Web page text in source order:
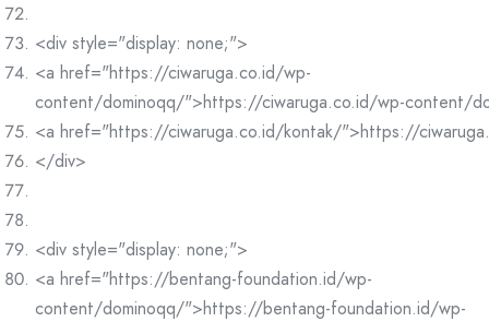
<div style="display: none;">
<a href="https://ciwaruga.co.id/wp-
content/dominoqq/">https://ciwaruga.co.id/wp-content/
<a href="https://ciwaruga.co.id/kontak/">https://
</div>
<div style="display: none;">
<a href="https://bentang-foundation.id/wp-
content/dominoqq/">https://bentang-foundation.id/wp-